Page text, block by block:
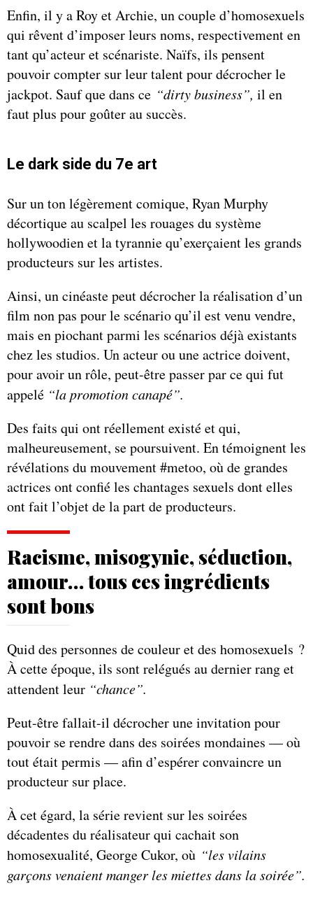
Enfin, il y a Roy et Archie, un couple d’homosexuels
qui rêvent d’imposer leurs noms, respectivement en
tant qu’acteur et scénariste. Naïfs, ils pensent
pouvoir compter sur leur talent pour décrocher le
jackpot. Sauf que dans ce “dirty business”, il en
faut plus pour goûter au succès.
Le dark side du 7e art
Sur un ton légèrement comique, Ryan Murphy
décortique au scalpel les rouages du système
hollywoodien et la tyrannie qu’exerçaient les grands
producteurs sur les artistes.
Ainsi, un cinéaste peut décrocher la réalisation d’un
film non pas pour le scénario qu’il est venu vendre,
mais en piochant parmi les scénarios déjà existants
chez les studios. Un acteur ou une actrice doivent,
pour avoir un rôle, peut-être passer par ce qui fut
appelé “la promotion canapé”.
Des faits qui ont réellement existé et qui,
malheureusement, se poursuivent. En témoignent les
révélations du mouvement #metoo, où de grandes
actrices ont confié les chantages sexuels dont elles
ont fait l’objet de la part de producteurs.
Racisme, misogynie, séduction,
amour… tous ces ingrédients
sont bons
Quid des personnes de couleur et des homosexuels ?
À cette époque, ils sont relégués au dernier rang et
attendent leur “chance”.
Peut-être fallait-il décrocher une invitation pour
pouvoir se rendre dans des soirées mondaines — où
tout était permis — afin d’espérer convaincre un
producteur sur place.
À cet égard, la série revient sur les soirées
décadentes du réalisateur qui cachait son
homosexualité, George Cukor, où “les vilains
garçons venaient manger les miettes dans la soirée”.